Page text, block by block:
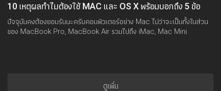
10 เหตุผลทำไมต้องใช้ MAC และ OS X พร้อมบอกถึง 5 ข้อ
จำกัดที่ควรรู้
ปัจจุบันคงต้องยอมรับนะครับคอมพิวเตอร์อย่าง Mac ไม่ว่าจะเป็นทั้งในส่วน
ของ MacBook Pro, MacBook Air รวมไปถึง iMac, Mac Mini
ดูเพิ่ม